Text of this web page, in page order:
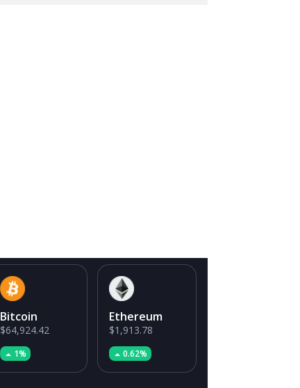
Bitcoin
$64,924.42
1%
Ethereum
$1,913.78
0.62%